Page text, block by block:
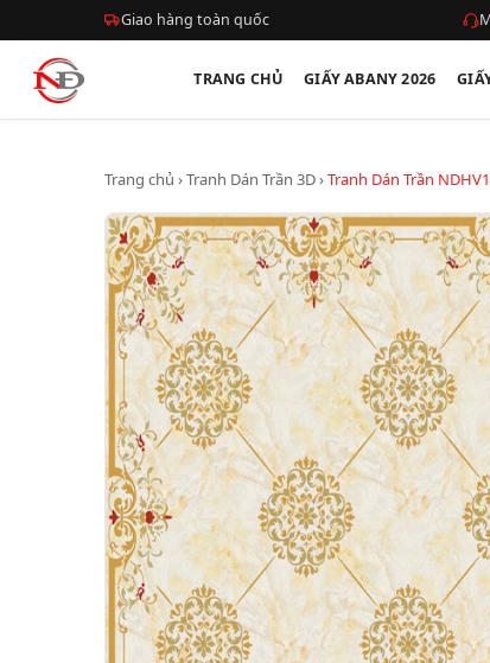
Giao hàng toàn quốc
TRANG CHỦ GIẤY ABANY 2026
Trang chủ ›Tranh Dán Trần 3D›Tranh Dán Trần